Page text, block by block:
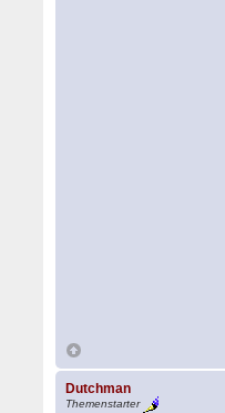
Dutchman
Themenstarter